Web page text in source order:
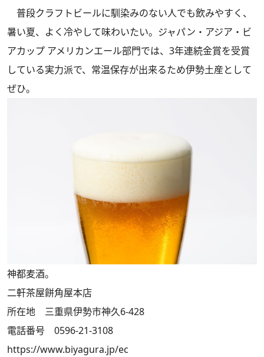
普段クラフトビールに馴染みのない人でも飲みやすく、
暑い夏、よく冷やして味わいたい。ジャパン・アジア・ビ
アカップ アメリカンエール部門では、3年連続金賞を受賞
している実力派で、常温保存が出来るため伊勢土産として
ぜひ。
神都麦酒。
二軒茶屋餅角屋本店
所在地 三重県伊勢市神久6-428
電話番号 0596-21-3108
https://www.biyagura.jp/ec